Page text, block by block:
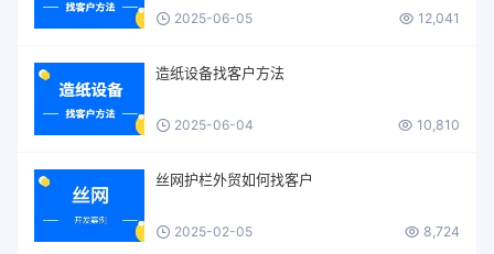
2025-06-05 12,041
造纸设备找客户方法
2025-06-04 10,810
丝网护栏外贸如何找客户
2025-02-05 8,724